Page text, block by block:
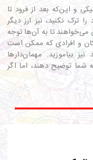
و این‌که بعد از فرود تا
ترک نکنید، نیز ارز دیگر
می‌خواهند تا به آن‌ها توجه
و افرادی که ممکن است
بیاموزید. مهمان‌دارها
شما توضیح دهند، اما اگر